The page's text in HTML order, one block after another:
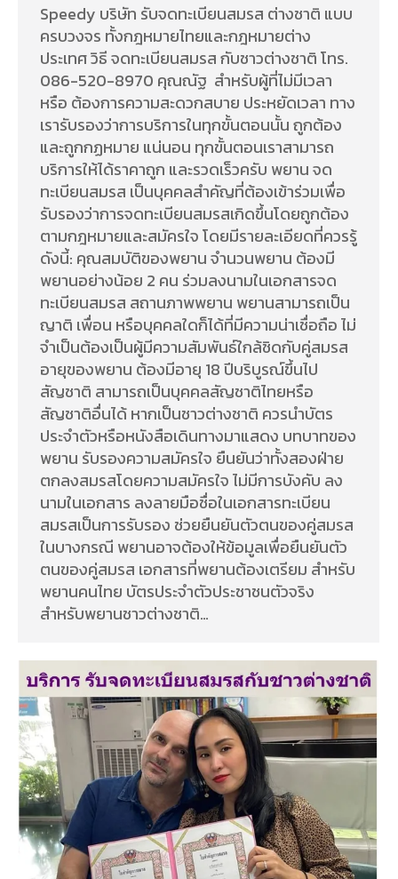
Speedy บริษัท รับจดทะเบียนสมรส ต่างชาติ แบบ
ครบวงจร ทั้งกฎหมายไทยและกฎหมายต่าง
ประเทศ วิธี จดทะเบียนสมรส กับชาวต่างชาติ โทร.
086-520-8970 คุณณัฐ สำหรับผู้ที่ไม่มีเวลา
หรือ ต้องการความสะดวกสบาย ประหยัดเวลา ทาง
เรารับรองว่าการบริการในทุกขั้นตอนนั้น ถูกต้อง
และถูกกฏหมาย แน่นอน ทุกขั้นตอนเราสามารถ
บริการให้ได้ราคาถูก และรวดเร็วครับ พยาน จด
ทะเบียนสมรส เป็นบุคคลสำคัญที่ต้องเข้าร่วมเพื่อ
รับรองว่าการจดทะเบียนสมรสเกิดขึ้นโดยถูกต้อง
ตามกฎหมายและสมัครใจ โดยมีรายละเอียดที่ควรรู้
ดังนี้: คุณสมบัติของพยาน จำนวนพยาน ต้องมี
พยานอย่างน้อย 2 คน ร่วมลงนามในเอกสารจด
ทะเบียนสมรส สถานภาพพยาน พยานสามารถเป็น
ญาติ เพื่อน หรือบุคคลใดก็ได้ที่มีความน่าเชื่อถือ ไม่
จำเป็นต้องเป็นผู้มีความสัมพันธ์ใกล้ชิดกับคู่สมรส
อายุของพยาน ต้องมีอายุ 18 ปีบริบูรณ์ขึ้นไป
สัญชาติ สามารถเป็นบุคคลสัญชาติไทยหรือ
สัญชาติอื่นได้ หากเป็นชาวต่างชาติ ควรนำบัตร
ประจำตัวหรือหนังสือเดินทางมาแสดง บทบาทของ
พยาน รับรองความสมัครใจ ยืนยันว่าทั้งสองฝ่าย
ตกลงสมรสโดยความสมัครใจ ไม่มีการบังคับ ลง
นามในเอกสาร ลงลายมือชื่อในเอกสารทะเบียน
สมรสเป็นการรับรอง ช่วยยืนยันตัวตนของคู่สมรส
ในบางกรณี พยานอาจต้องให้ข้อมูลเพื่อยืนยันตัว
ตนของคู่สมรส เอกสารที่พยานต้องเตรียม สำหรับ
พยานคนไทย บัตรประจำตัวประชาชนตัวจริง
สำหรับพยานชาวต่างชาติ…